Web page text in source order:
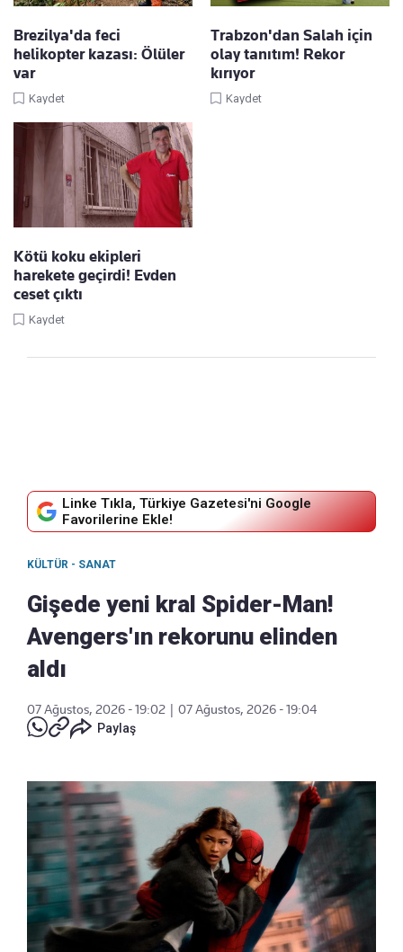
Brezilya'da feci
helikopter kazası: Ölüler
var
Kaydet
Trabzon'dan Salah için
olay tanıtım! Rekor
kırıyor
Kaydet
Kötü koku ekipleri
harekete geçirdi! Evden
ceset çıktı
Kaydet
Linke Tıkla, Türkiye Gazetesi'ni Google
Favorilerine Ekle!
KÜLTÜR - SANAT
Gişede yeni kral Spider-Man!
Avengers'ın rekorunu elinden
aldı
07 Ağustos, 2026 - 19:02
07 Ağustos, 2026 - 19:04
Paylaş